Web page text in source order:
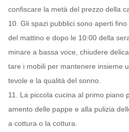
confiscare la metà del prezzo della
10. Gli spazi pubblici sono aperti
del mattino e dopo le 10:00 della
minare a bassa voce, chiudere
tare i mobili per mantenere insieme
tevole e la qualità del sonno.
11. La piccola cucina al primo piano
amento delle pappe e alla pulizia
a cottura o la cottura.